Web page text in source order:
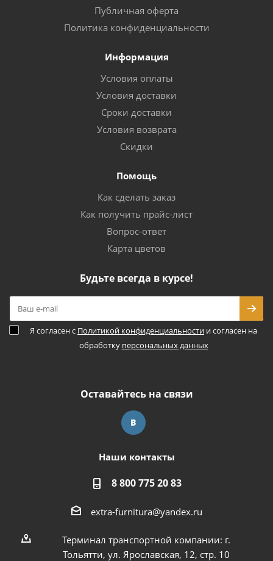
Публичная оферта
Политика конфиденциальности
Информация
Условия оплаты
Условия доставки
Сроки доставки
Условия возврата
Скидки
Помощь
Как сделать заказ
Как получить прайс-лист
Вопрос-ответ
Карта цветов
Будьте всегда в курсе!
Я согласен с Политикой конфиденциальности и согласен на
обработку персональных данных
Оставайтесь на связи
Наши контакты
8 800 775 20 83
extra-furnitura@yandex.ru
Терминал транспортной компании: г.
Тольятти, ул. Ярославская, 12, стр. 10